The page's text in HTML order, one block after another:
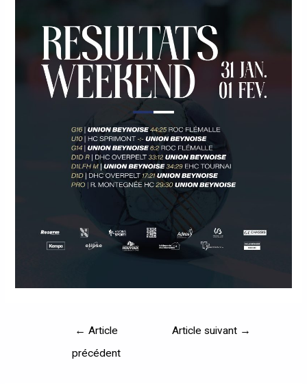
← Article
précédent
Article suivant →